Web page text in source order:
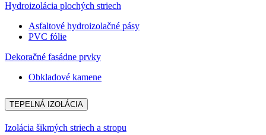
Hydroizolácia plochých striech
Asfaltové hydroizolačné pásy
PVC fólie
Dekoračné fasádne prvky
Obkladové kamene
TEPELNÁ IZOLÁCIA
Izolácia šikmých striech a stropu